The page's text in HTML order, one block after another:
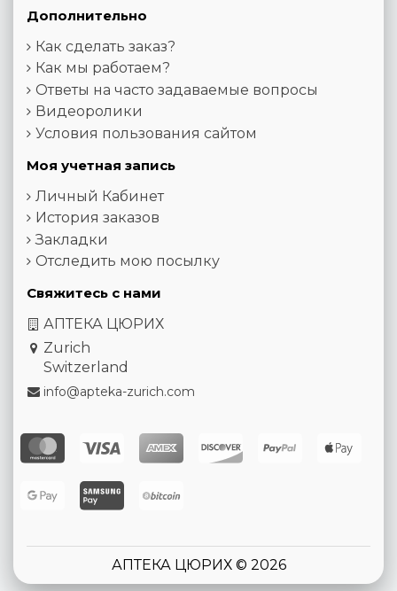
Дополнительно
Как сделать заказ?
Как мы работаем?
Ответы на часто задаваемые вопросы
Видеоролики
Условия пользования сайтом
Моя учетная запись
Личный Кабинет
История заказов
Закладки
Отследить мою посылку
Свяжитесь с нами
АПТЕКА ЦЮРИХ
Zurich
Switzerland
info@apteka-zurich.com
АПТЕКА ЦЮРИХ © 2026